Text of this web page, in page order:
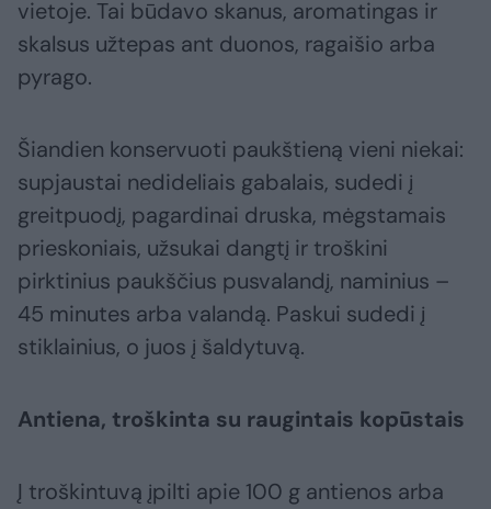
vietoje. Tai būdavo skanus, aromatingas ir
skalsus užtepas ant duonos, ragaišio arba
pyrago.
Šiandien konservuoti paukštieną vieni niekai:
supjaustai nedideliais gabalais, sudedi į
greitpuodį, pagardinai druska, mėgstamais
prieskoniais, užsukai dangtį ir troškini
pirktinius paukščius pusvalandį, naminius –
45 minutes arba valandą. Paskui sudedi į
stiklainius, o juos į šaldytuvą.
Antiena, troškinta su raugintais kopūstais
Į troškintuvą įpilti apie 100 g antienos arba